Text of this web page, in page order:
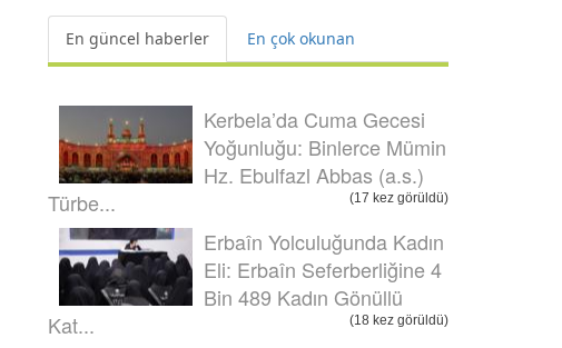
En güncel haberler En çok okunan
Kerbela’da Cuma Gecesi
Yoğunluğu: Binlerce Mümin
Hz. Ebulfazl Abbas (a.s.)
Türbe...
(17 kez görüldü)
Erbaîn Yolculuğunda Kadın
Eli: Erbaîn Seferberliğine 4
Bin 489 Kadın Gönüllü
Kat...
(18 kez görüldü)